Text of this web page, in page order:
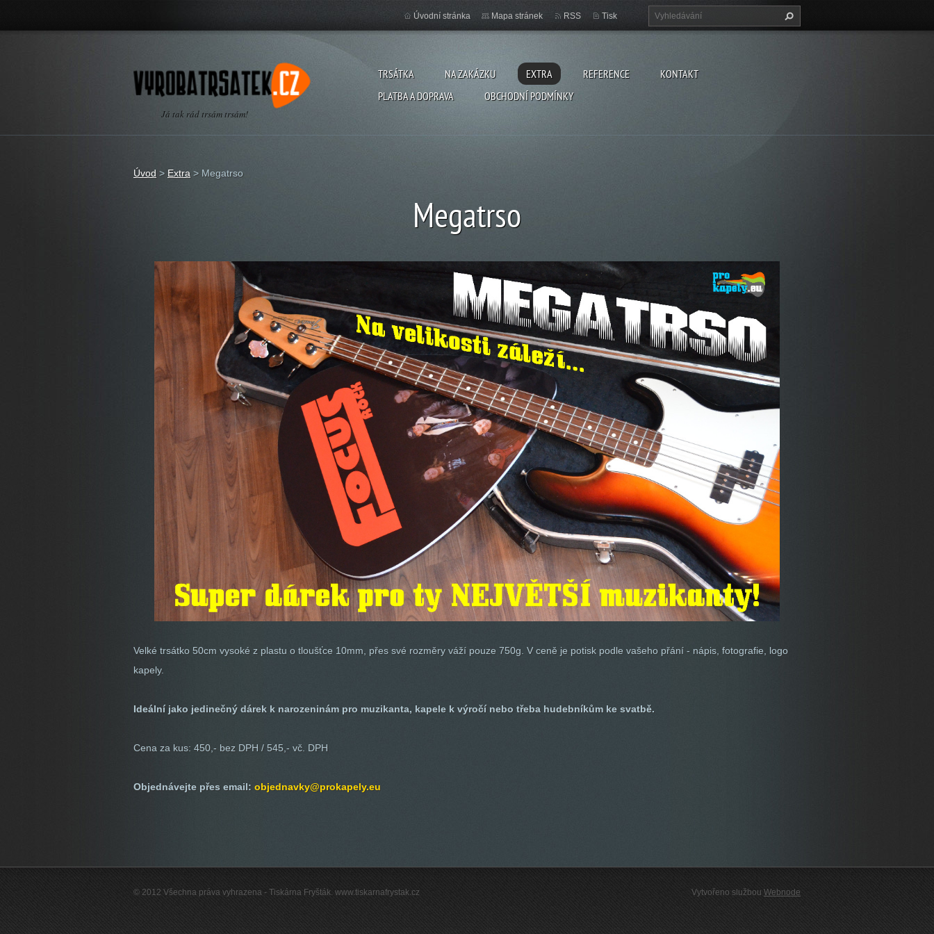
Já tak rád trsám trsám!
TRSÁTKA NA ZAKÁZKU EXTRA REFERENCE
KONTAKT
PLATBA A DOPRAVA
OBCHODNÍ PODMÍNKY
Úvodní stránka Mapa stránek RSS Tisk
Úvod > Extra > Megatrso
Megatrso
Velké trsátko 50cm vysoké z plastu o tloušťce 10mm, přes své rozměry váží pouze 750g. V ceně je potisk podle vašeho přání - nápis, fotografie, logo
kapely.
Ideální jako jedinečný dárek k narozeninám pro muzikanta, kapele k výročí nebo třeba hudebníkům ke svatbě.
Cena za kus: 450,- bez DPH / 545,- vč. DPH
Objednávejte přes email: objednavky@prokapely.eu
© 2012 Všechna práva vyhrazena - Tiskárna Fryšták. www.tiskarnafrystak.cz Vytvořeno službou Webnode